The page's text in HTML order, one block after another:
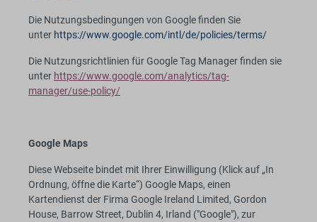
Die Nutzungsbedingungen von Google finden Sie
unter https://www.google.com/intl/de/policies/terms/
Die Nutzungsrichtlinien für Google Tag Manager finden sie
unter https://www.google.com/analytics/tag-
manager/use-policy/
Google Maps
Diese Webseite bindet mit Ihrer Einwilligung (Klick auf „In
Ordnung, öffne die Karte“) Google Maps, einen
Kartendienst der Firma Google Ireland Limited, Gordon
House, Barrow Street, Dublin 4, Irland ("Google"), zur